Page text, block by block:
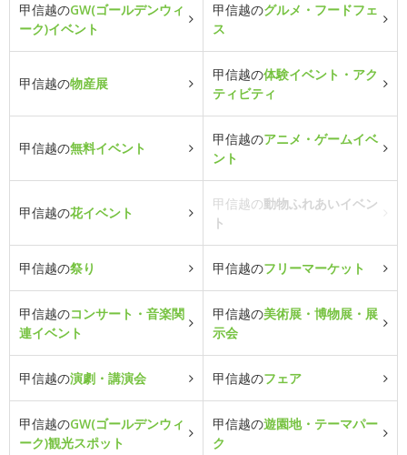
甲信越のGW(ゴールデンウィ
ーク)イベント
甲信越のグルメ・フードフェ
ス
甲信越の物産展
甲信越の体験イベント・アク
ティビティ
甲信越の無料イベント
甲信越のアニメ・ゲームイベ
ント
甲信越の花イベント
甲信越の動物ふれあいイベン
ト
甲信越の祭り 甲信越のフリーマーケット
甲信越のコンサート・音楽関
連イベント
甲信越の美術展・博物展・展
示会
甲信越の演劇・講演会 甲信越のフェア
甲信越のGW(ゴールデンウィ
ーク)観光スポット
甲信越の遊園地・テーマパー
ク